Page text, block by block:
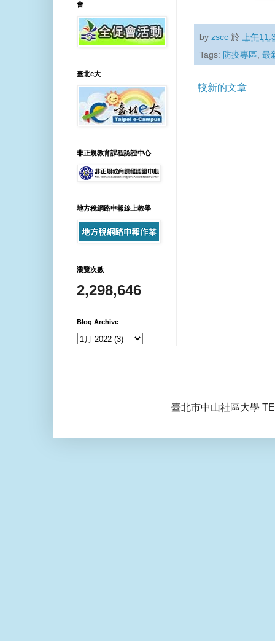
byzscc 於
上午
Tags: 防疫專區,最
較新的文章
會
臺北e大
非正規教育課程認證中心
地方稅網路申報線上教學
瀏覽次數
2,298,646
Blog Archive
臺北市中山社區大學